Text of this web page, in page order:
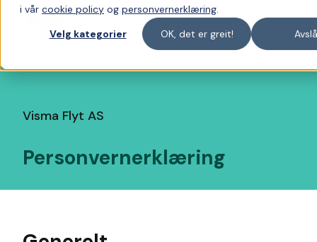
i vår cookie policy og personvernerklæring.
Velg kategorier
OK, det er greit! Avslå
Visma Flyt AS
Personvernerklæring